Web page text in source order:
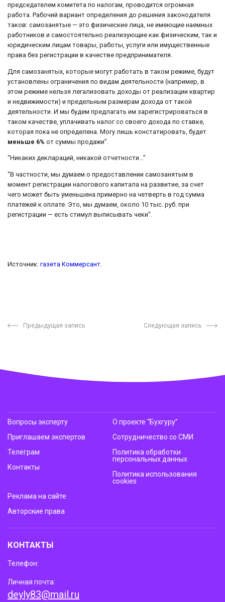
председателем комитета по налогам, проводится огромная
работа. Рабочий вариант определения до решения законодателя
таков: самозанятые — это физические лица, не имеющие наемных
работников и самостоятельно реализующие как физическим, так и
юридическим лицам товары, работы, услуги или имущественные
права без регистрации в качестве предпринимателя.
Для самозанятых, которые могут работать в таком режиме, будут
установлены ограничения по видам деятельности (например, в
этом режиме нельзя легализовать доходы от реализации квартир
и недвижимости) и предельным размерам дохода от такой
деятельности. И мы будем предлагать им зарегистрироваться в
таком качестве, уплачивать налог со своего дохода по ставке,
которая пока не определена. Могу лишь констатировать, будет
меньше 6% от суммы продажи”.
“Никаких деклараций, никакой отчетности…”
“В частности, мы думаем о предоставлении самозанятым в
момент регистрации налогового капитала на развитие, за счет
чего может быть уменьшена примерно на четверть в год сумма
платежей к оплате. Это, мы думаем, около 10 тыс. руб. при
регистрации — есть стимул выписывать чеки”.
Источник: газета Коммерсант
Предыдущая запись Следующая запись
Вопросы эксперту
Приглашаем экспертов
Телеграм
Контакты
О проекте “Бухгуру”
Сотрудничество со СМИ
Политика обработки
персональных данных
Политика использования
cookies
Реклама на сайте
Авторские права
КОНТАКТЫ
Телефон:
Личная почта:
deyly83@mail.ru